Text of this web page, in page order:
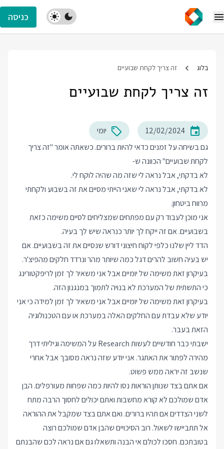
כניסה
בלוג זה צריך לקחת שבועיים
זה צריך לקחת שבועיים
12/02/2024
יומי
גם בשיחה על זמנים כדאי להיות ברורים. כשאתה אומר "זה צריך
לקחת שבועיים" הכוונה ש-
לא בדקתי, אבל נראה לי שזה מה שהיה לוקח לי.
לא בדקתי, אבל נראה לי שאני הייתי מסיים את זה בשבוע ולקחתי
מרווח ביטחון.
אני מוכן לעבוד רק עם מפתחים שמצליחים לסיים משימה כזאת
בשבועיים. אם זה ייקח לך יותר כנראה שיש לך בעיה.
הדד ליין שלנו כלפי לקוח חיצוני דורש שנסיים את זה בשבועיים. אם
יש בעיה חשוב להרים דגל כמה שיותר מהר ונרדד חלקים מהפיצ'ר.
בעיקרון זאת משימה של יומיים אבל אני משאיר לך זמן לריפקטורינג
כי התשתית של המערכת לא בנויה לתמוך במנגנון הזה.
בעיקרון זאת משימה של יומיים אבל אני משאיר לך זמן למידה כי אני
יודע שלא עבדת עם החלקים האלה במערכת או עם הטכנולוגיה
הזאת בעבר.
ישבתי כבר חודשיים לעשות Research על המשימה וגיליתי דרך
מהירה לפתור את האתגר. אני יודע שזה נראה מסובך אבל אחרי
שנשב זה יראה ממש פשוט.
אם אתם בצד שנותן הוראות נסו להיות כמה שפחות מעורפלים. הבן
אדם שמולכם לא קורא מחשבות ואתם יכולים לחסוך הרבה מתח
לשני הצדדים אם תהיו ברורים. ואם אתם בצד שמקבל את ההוראה
אל תתביישו לשאול. רוב הסיכויים שהבן אדם שמולכם רוצה
בטובתכם. חסכו לכולם אי הבנה ותשאלו גם אם נראה לכם שהבנתם